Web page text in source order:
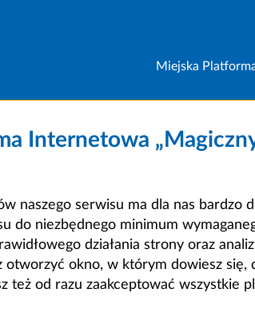
Miejska
Internetowa
naszego serwisu ma dla nas bardzo
do niezbędnego minimum
działania strony oraz
otworzyć okno, w którym dowiesz
od razu zaakceptować wszystkie